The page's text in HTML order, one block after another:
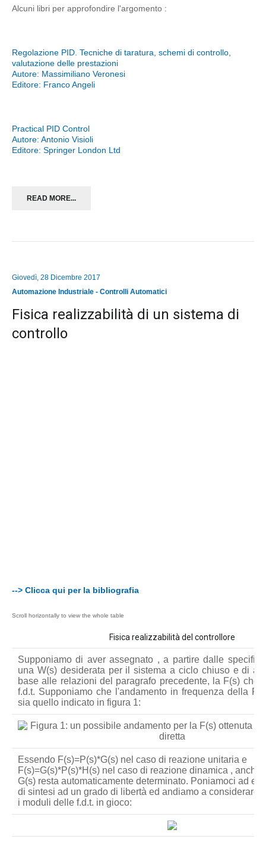
Alcuni libri per approfondire l'argomento :
Regolazione PID. Tecniche di taratura, schemi di controllo,
valutazione delle prestazioni
Autore: Massimiliano Veronesi
Editore: Franco Angeli
Practical PID Control
Autore: Antonio Visioli
Editore: Springer London Ltd
READ MORE...
Giovedì, 28 Dicembre 2017
Automazione Industriale - Controlli Automatici
Fisica realizzabilità di un sistema di
controllo
--> Clicca qui per la bibliografia
Fisica realizzabilità del controllore
Supponiamo di aver assegnato , a partire dalle
una W(s) desiderata per il sistema a ciclo chiuso e di
base alle relazioni del paragrafo precedente, la F(s) che
f.d.t. Supponiamo che l'andamento in frequenza della
sia quello indicato in figura 1:
Essendo F(s)=P(s)*G(s) nel caso di reazione unitaria e
F(s)=G(s)*P(s)*H(s) nel caso di reazione dinamica , anche
G(s) resta automaticamente determinato. Poniamoci ad
di sintesi ad un grado di libertà ed andiamo a considerare
i moduli delle f.d.t. in gioco: